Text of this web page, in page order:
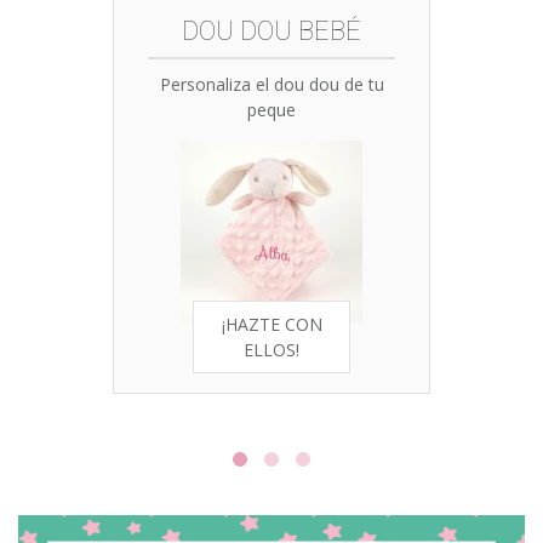
DOU DOU BEBÉ
Personaliza el dou dou de tu
peque
¡HAZTE CON
ELLOS!